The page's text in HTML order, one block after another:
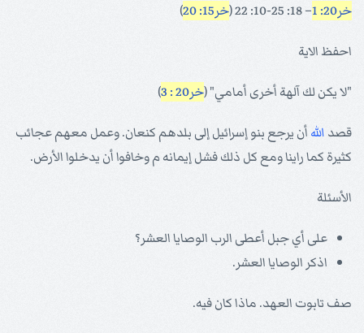
خر20: 1 – 18: 25-10: 22 ( خر15: 20 )
احفظ الاية
"لا يكن لك آلهة أخرى أمامي" (خر20 : 3 )
قصد الله أن يرجع بنو إسرائيل إلى بلدهم كنعان. وعمل معهم عجائب
كثيرة كما راينا ومع كل ذلك فشل إيمانه م وخافوا أن يدخلوا الأرض.
الأسئلة
على أي جبل أعطى الرب الوصايا العشر؟
اذكر الوصايا العشر.
صف تابوت العهد. ماذا كان فيه.